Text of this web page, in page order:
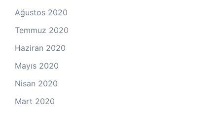
Ağustos 2020
Temmuz 2020
Haziran 2020
Mayıs 2020
Nisan 2020
Mart 2020